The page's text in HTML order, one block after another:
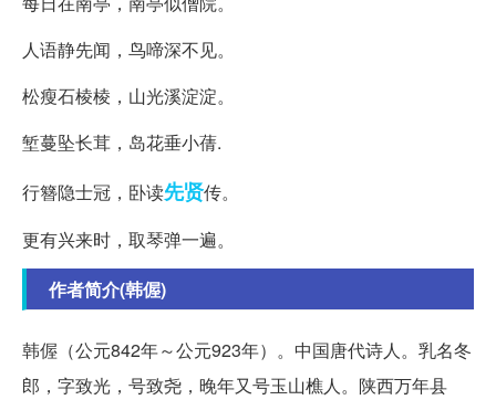
人语静先闻，鸟啼深不见。
松瘦石棱棱，山光溪淀淀。
堑蔓坠长茸，岛花垂小蒨.
行簪隐士冠，卧读先贤传。
更有兴来时，取琴弹一遍。
作者简介(韩偓)
韩偓（公元842年～公元923年）。中国唐代诗人。乳名冬
郎，字致光，号致尧，晚年又号玉山樵人。陕西万年县